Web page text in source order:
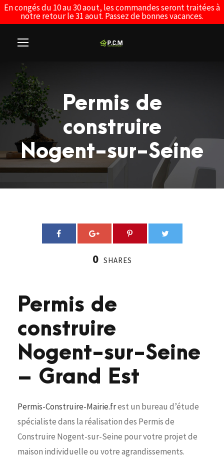
En congés du 10 au 30 aout, les commandes seront traitées à
notre retour le 31 aout. Passez de bonnes vacances.
Permis de
construire
Nogent-sur-Seine
0 SHARES
Permis de
construire
Nogent-sur-Seine
– Grand Est
Permis-Construire-Mairie.frest un bureau d’étude
spécialiste dans la réalisation des Permis de
Construire Nogent-sur-Seine pour votre projet de
maison individuelle ou votre agrandissements.